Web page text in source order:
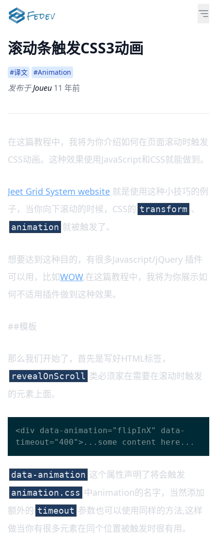
滚动条触发CSS3动画
#译文 #Animation
发布于Joueu 11 年前
在这篇教程中，我将为你介绍如何在页面滚动时触发
CSS动画。这种效果使用JavaScript和CSS就能做到。
Jeet Grid System website 就是使用这种小技巧的例
子，当你向下滚动的时候，CSS的 transform 、
animation 就被触发了。
想要达到这种目的，有很多Javascript/jQuery 插件
可以用，比如WOW,在这篇教程中，我将为你展示如
何不适用插件做到这种效果。
##模板
那么我们开始了，首先是写好HTML标签，
revealOnScroll 类必须家在需要在滚动时触发
的元素上面。
<div data-animation="flipInX" data-
data-animation 这个属性声明了将会触发
animation.css 中animation的名字，当然添加
额外的 timeout 参数也可以使用同样的方法,这样
做当你有很多元素在同个位置被触发时很有用。